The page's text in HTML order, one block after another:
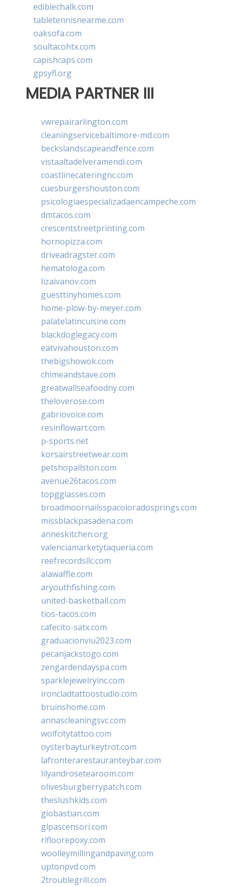
ediblechalk.com
tabletennisnearme.com
oaksofa.com
soultacohtx.com
capishcaps.com
gpsyfl.org
MEDIA PARTNER III
vwrepairarlington.com
cleaningservicebaltimore-md.com
beckslandscapeandfence.com
vistaaltadelveramendi.com
coastlinecateringnc.com
cuesburgershouston.com
psicologiaespecializadaencampeche.com
dmtacos.com
crescentstreetprinting.com
hornopizza.com
driveadragster.com
hematologa.com
lizaivanov.com
guesttinyhomes.com
home-plow-by-meyer.com
palatelatincuisine.com
blackdoglegacy.com
eatvivahouston.com
thebigshowok.com
chimeandstave.com
greatwallseafoodny.com
theloverose.com
gabriovoice.com
resinflowart.com
p-sports.net
korsairstreetwear.com
petshopallston.com
avenue26tacos.com
topgglasses.com
broadmoornailsspacoloradosprings.com
missblackpasadena.com
anneskitchen.org
valenciamarketytaqueria.com
reefrecordsllc.com
alawaffle.com
aryouthfishing.com
united-basketball.com
tios-tacos.com
cafecito-satx.com
graduacionviu2023.com
pecanjackstogo.com
zengardendayspa.com
sparklejewelryinc.com
ironcladtattoostudio.com
bruinshome.com
annascleaningsvc.com
wolfcitytattoo.com
oysterbayturkeytrot.com
lafronterarestauranteybar.com
lilyandrosetearoom.com
olivesburgberrypatch.com
theslushkids.com
giobastian.com
glpascensori.com
rifloorepoxy.com
woolleymillingandpaving.com
uptonpvd.com
2troublegrill.com